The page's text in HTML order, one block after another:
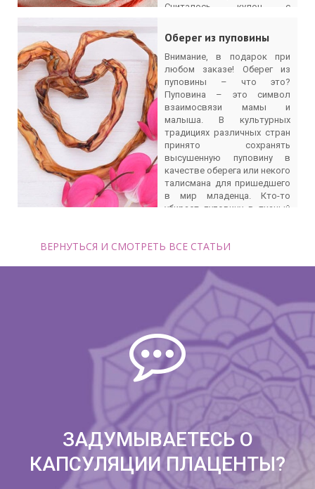
Считалось, кулон с
помогает в путешествиях в
дальние края, в сложных
жизненных ситуациях,
словно весь род человека
защищает его от
неблагоприятных исходов.
Когда вам
ПОДРОБНЕЕ
Оберег из пуповины
Внимание, в подарок при
любом заказе! Оберег из
пуповины – что это?
Пуповина – это символ
взаимосвязи мамы и
малыша. В культурных
традициях различных стран
принято сохранять
высушенную пуповину в
качестве оберега или некого
талисмана для пришедшего
в мир младенца. Кто-то
убирает пуповину в тканый
вешает кожаный
ПОДРОБНЕЕ
ВЕРНУТЬСЯ И СМОТРЕТЬ ВСЕ СТАТЬИ
ЗАДУМЫВАЕТЕСЬ О
КАПСУЛЯЦИИ ПЛАЦЕНТЫ?